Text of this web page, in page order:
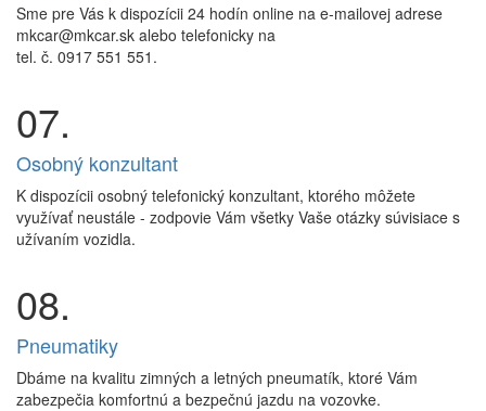
Sme pre Vás k dispozícii 24 hodín online na e-mailovej adrese
mkcar@mkcar.sk alebo telefonicky na
tel. č. 0917 551 551.
07.
Osobný konzultant
K dispozícii osobný telefonický konzultant, ktorého môžete
využívať neustále - zodpovie Vám všetky Vaše otázky súvisiace s
užívaním vozidla.
08.
Pneumatiky
Dbáme na kvalitu zimných a letných pneumatík, ktoré Vám
zabezpečia komfortnú a bezpečnú jazdu na vozovke.